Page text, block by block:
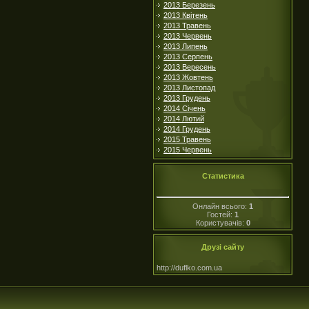
2013 Березень
2013 Квітень
2013 Травень
2013 Червень
2013 Липень
2013 Серпень
2013 Вересень
2013 Жовтень
2013 Листопад
2013 Грудень
2014 Січень
2014 Лютий
2014 Грудень
2015 Травень
2015 Червень
Статистика
Онлайн всього: 1
Гостей: 1
Користувачів: 0
Друзі сайту
http://duflko.com.ua